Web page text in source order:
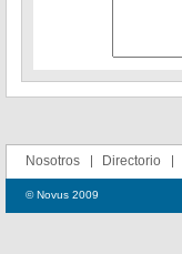
Nosotros Directorio
© Novus 2009